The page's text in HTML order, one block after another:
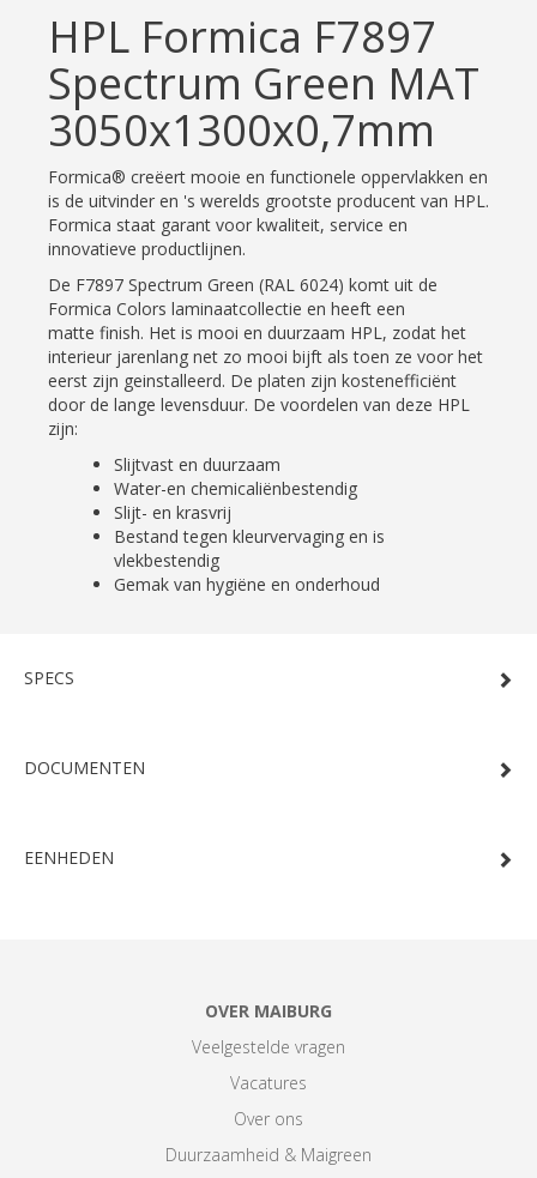
HPL Formica F7897
Spectrum Green MAT
3050x1300x0,7mm
Formica® creëert mooie en functionele oppervlakken en
is de uitvinder en 's werelds grootste producent van HPL.
Formica staat garant voor kwaliteit, service en
innovatieve productlijnen.
De F7897 Spectrum Green (RAL 6024) komt uit de
Formica Colors laminaatcollectie en heeft een
matte finish. Het is mooi en duurzaam HPL, zodat het
interieur jarenlang net zo mooi bijft als toen ze voor het
eerst zijn geinstalleerd. De platen zijn kostenefficiënt
door de lange levensduur. De voordelen van deze HPL
zijn:
Slijtvast en duurzaam
Water-en chemicaliënbestendig
Slijt- en krasvrij
Bestand tegen kleurvervaging en is
vlekbestendig
Gemak van hygiëne en onderhoud
SPECS
DOCUMENTEN
EENHEDEN
OVER MAIBURG
Veelgestelde vragen
Vacatures
Over ons
Duurzaamheid & Maigreen